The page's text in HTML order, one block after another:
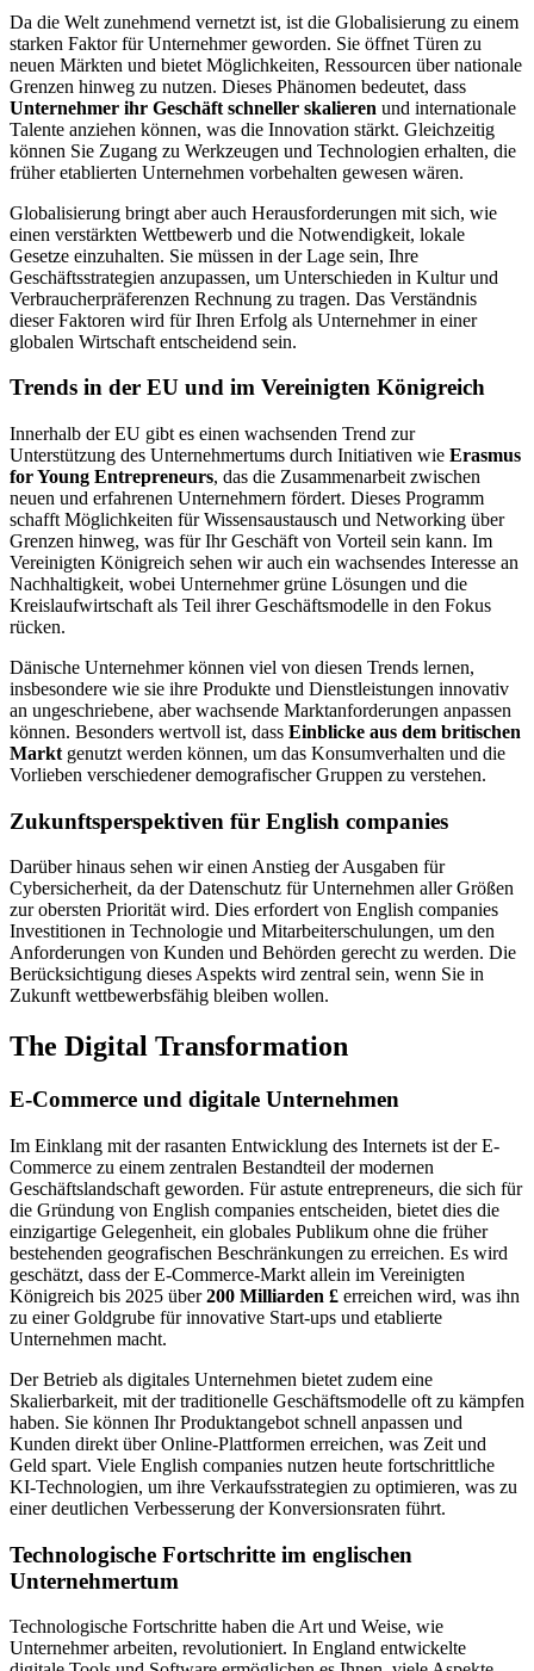
Da die Welt zunehmend vernetzt ist, ist die Globalisierung zu einem
starken Faktor für Unternehmer geworden. Sie öffnet Türen zu
neuen Märkten und bietet Möglichkeiten, Ressourcen über nationale
Grenzen hinweg zu nutzen. Dieses Phänomen bedeutet, dass
Unternehmer ihr Geschäft schneller skalieren und internationale
Talente anziehen können, was die Innovation stärkt. Gleichzeitig
können Sie Zugang zu Werkzeugen und Technologien erhalten, die
früher etablierten Unternehmen vorbehalten gewesen wären.
Globalisierung bringt aber auch Herausforderungen mit sich, wie
einen verstärkten Wettbewerb und die Notwendigkeit, lokale
Gesetze einzuhalten. Sie müssen in der Lage sein, Ihre
Geschäftsstrategien anzupassen, um Unterschieden in Kultur und
Verbraucherpräferenzen Rechnung zu tragen. Das Verständnis
dieser Faktoren wird für Ihren Erfolg als Unternehmer in einer
globalen Wirtschaft entscheidend sein.
Trends in der EU und im Vereinigten Königreich
Innerhalb der EU gibt es einen wachsenden Trend zur
Unterstützung des Unternehmertums durch Initiativen wie Erasmus
for Young Entrepreneurs, das die Zusammenarbeit zwischen
neuen und erfahrenen Unternehmern fördert. Dieses Programm
schafft Möglichkeiten für Wissensaustausch und Networking über
Grenzen hinweg, was für Ihr Geschäft von Vorteil sein kann. Im
Vereinigten Königreich sehen wir auch ein wachsendes Interesse an
Nachhaltigkeit, wobei Unternehmer grüne Lösungen und die
Kreislaufwirtschaft als Teil ihrer Geschäftsmodelle in den Fokus
rücken.
Dänische Unternehmer können viel von diesen Trends lernen,
insbesondere wie sie ihre Produkte und Dienstleistungen innovativ
an ungeschriebene, aber wachsende Marktanforderungen anpassen
können. Besonders wertvoll ist, dass Einblicke aus dem britischen
Markt genutzt werden können, um das Konsumverhalten und die
Vorlieben verschiedener demografischer Gruppen zu verstehen.
Zukunftsperspektiven für English companies
Darüber hinaus sehen wir einen Anstieg der Ausgaben für
Cybersicherheit, da der Datenschutz für Unternehmen aller Größen
zur obersten Priorität wird. Dies erfordert von English companies
Investitionen in Technologie und Mitarbeiterschulungen, um den
Anforderungen von Kunden und Behörden gerecht zu werden. Die
Berücksichtigung dieses Aspekts wird zentral sein, wenn Sie in
Zukunft wettbewerbsfähig bleiben wollen.
The Digital Transformation
E-Commerce und digitale Unternehmen
Im Einklang mit der rasanten Entwicklung des Internets ist der E-
Commerce zu einem zentralen Bestandteil der modernen
Geschäftslandschaft geworden. Für astute entrepreneurs, die sich für
die Gründung von English companies entscheiden, bietet dies die
einzigartige Gelegenheit, ein globales Publikum ohne die früher
bestehenden geografischen Beschränkungen zu erreichen. Es wird
geschätzt, dass der E-Commerce-Markt allein im Vereinigten
Königreich bis 2025 über200 Milliarden £ erreichen wird, was ihn
zu einer Goldgrube für innovative Start-ups und etablierte
Unternehmen macht.
Der Betrieb als digitales Unternehmen bietet zudem eine
Skalierbarkeit, mit der traditionelle Geschäftsmodelle oft zu kämpfen
haben. Sie können Ihr Produktangebot schnell anpassen und
Kunden direkt über Online-Plattformen erreichen, was Zeit und
Geld spart. Viele English companies nutzen heute fortschrittliche
KI-Technologien, um ihre Verkaufsstrategien zu optimieren, was zu
einer deutlichen Verbesserung der Konversionsraten führt.
Technologische Fortschritte im englischen
Unternehmertum
Technologische Fortschritte haben die Art und Weise, wie
Unternehmer arbeiten, revolutioniert. In England entwickelte